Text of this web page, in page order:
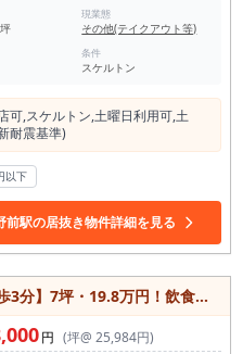
現業態
その他(テイクアウト等)
条件
スケルトン
可,スケルトン,⼟曜⽇利⽤可,⼟
耐震基準)
以下
前駅の居抜き物件詳細を見る
【横浜市鶴見区・京急鶴見駅徒歩3分】7坪・19.8万円！飲食店居抜きの1階路面店
円 (坪@ 25,984円)